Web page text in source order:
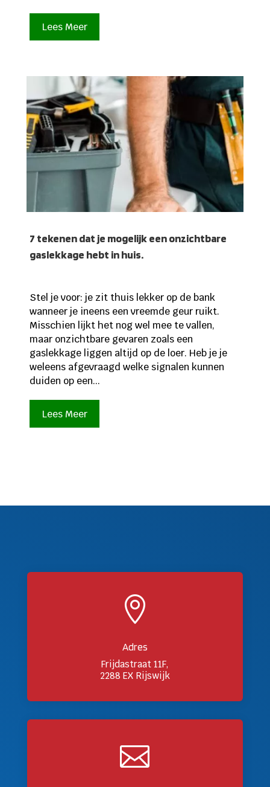
Lees Meer
7 tekenen dat je mogelijk een onzichtbare
gaslekkage hebt in huis.
Stel je voor: je zit thuis lekker op de bank
wanneer je ineens een vreemde geur ruikt.
Misschien lijkt het nog wel mee te vallen,
maar onzichtbare gevaren zoals een
gaslekkage liggen altijd op de loer. Heb je je
weleens afgevraagd welke signalen kunnen
duiden op een...
Lees Meer

Adres
Frijdastraat 11F,
2288 EX Rijswijk
